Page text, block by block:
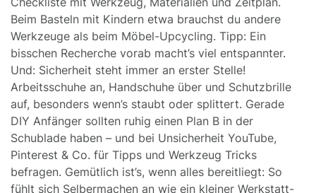
Beim Basteln mit Kindern etwa brauchst du andere
Werkzeuge als beim Möbel-Upcycling. Tipp: Ein
bisschen Recherche vorab macht’s viel entspannter.
Und: Sicherheit steht immer an erster Stelle!
Arbeitsschuhe an, Handschuhe über und Schutzbrille
auf, besonders wenn’s staubt oder splittert. Gerade
DIY Anfänger sollten ruhig einen Plan B in der
Schublade haben – und bei Unsicherheit YouTube,
Pinterest & Co. für Tipps und Werkzeug Tricks
befragen. Gemütlich ist’s, wenn alles bereitliegt: So
fühlt sich Selbermachen an wie ein kleiner Werkstatt-